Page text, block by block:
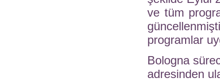
ve tüm
programlar
Bologna
adresinden